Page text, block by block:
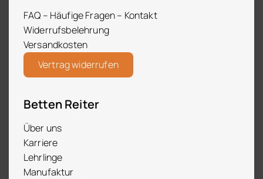
FAQ – Häufige Fragen – Kontakt
Widerrufsbelehrung
Versandkosten
Vertrag widerrufen
Betten Reiter
Über uns
Karriere
Lehrlinge
Manufaktur